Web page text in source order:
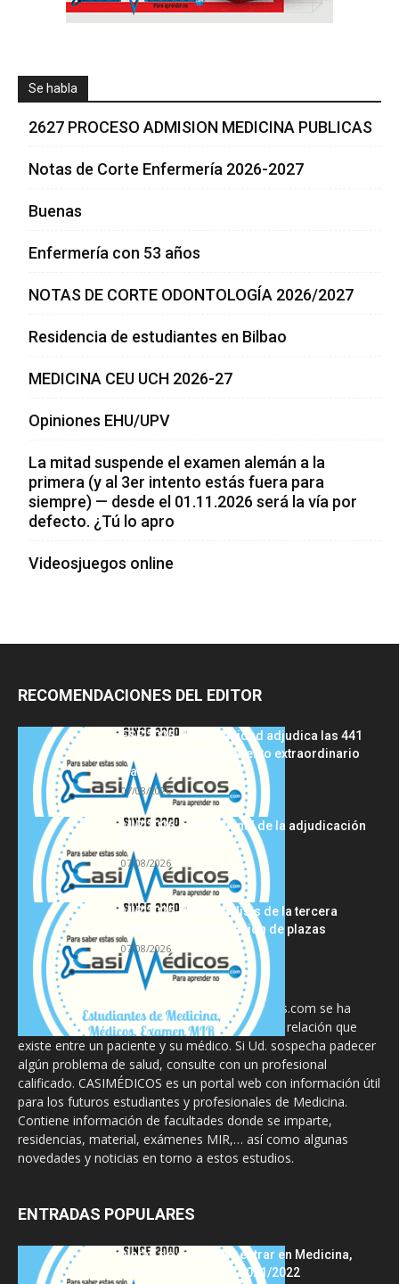
Se habla
2627 PROCESO ADMISION MEDICINA PUBLICAS
Notas de Corte Enfermería 2026-2027
Buenas
Enfermería con 53 años
NOTAS DE CORTE ODONTOLOGÍA 2026/2027
Residencia de estudiantes en Bilbao
MEDICINA CEU UCH 2026-27
Opiniones EHU/UPV
La mitad suspende el examen alemán a la
primera (y al 3er intento estás fuera para
siempre) — desde el 01.11.2026 será la vía por
defecto. ¿Tú lo apro
Videosjuegos online
RECOMENDACIONES DEL EDITOR
FSE 2025-2026: Sanidad adjudica las 441
plazas del procedimiento extraordinario
tras...
07/08/2026
MIR 2026: análisis final de la adjudicación
de plazas y claves...
07/08/2026
MIR 2025-2026: análisis de la tercera
semana de adjudicación de plazas
07/08/2026
La información proporcionada en CasiMedicos.com se ha
diseñado para complementar, no substituir, la relación que
existe entre un paciente y su médico. Si Ud. sospecha padecer
algún problema de salud, consulte con un profesional
calificado. CASIMÉDICOS es un portal web con información útil
para los futuros estudiantes y profesionales de Medicina.
Contiene información de facultades donde se imparte,
residencias, material, exámenes MIR,… así como algunas
novedades y noticias en torno a estos estudios.
ENTRADAS POPULARES
Notas de corte para entrar en Medicina,
curso 2022/2023 vs 2021/2022